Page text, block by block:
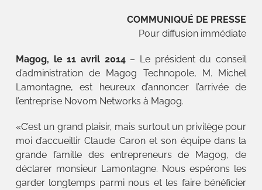
COMMUNIQUÉ DE PRESSE
Pour diffusion immédiate
Magog, le 11 avril 2014– Le président du conseil
d’administration de Magog Technopole, M. Michel
Lamontagne, est heureux d’annoncer l’arrivée de
l’entreprise Novom Networks à Magog.
«C’est un grand plaisir, mais surtout un privilège pour
moi d’accueillir Claude Caron et son équipe dans la
grande famille des entrepreneurs de Magog, de
déclarer monsieur Lamontagne. Nous espérons les
garder longtemps parmi nous et les faire bénéficier